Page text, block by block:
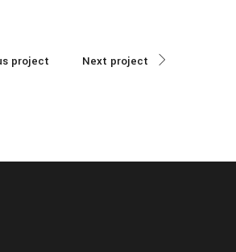
project Next project